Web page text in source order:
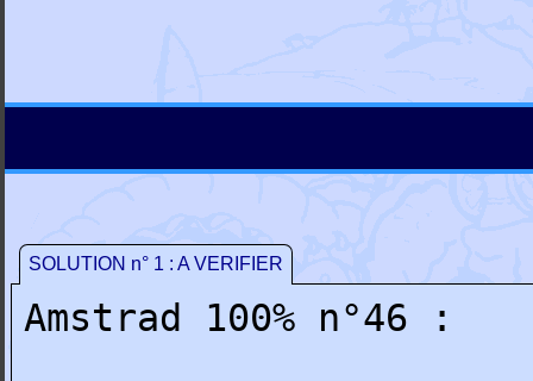
SOLUTION n° 1 : A VERIFIER
Amstrad 100% n°46 :